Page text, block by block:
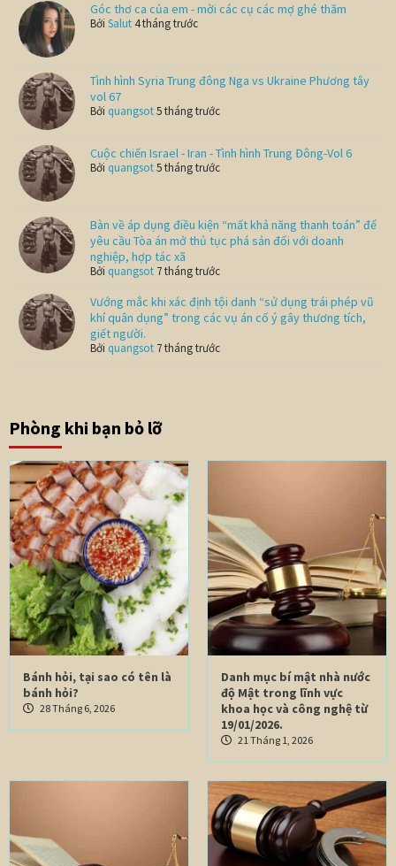
Góc thơ ca của em - mời các cụ các mợ ghé thăm
BởiSalut 4 tháng trước
Tình hình Syria Trung đông Nga vs Ukraine Phương tây
vol 67
Bởi quangsot5 tháng trước
Cuộc chiến Israel - Iran - Tình hình Trung Đông-Vol 6
Bởi quangsot5 tháng trước
Bàn về áp dụng điều kiện “mất khả năng thanh toán” để
yêu cầu Tòa án mở thủ tục phá sản đối với doanh
nghiệp, hợp tác xã
Bởi quangsot 7 tháng trước
Vướng mắc khi xác định tội danh “sử dụng trái phép vũ
khí quân dụng” trong các vụ án cố ý gây thương tích,
giết người.
Bởi quangsot 7 tháng trước
Phòng khi bạn bỏ lỡ
Bánh hỏi, tại sao có tên là
bánh hỏi?
28 Tháng 6, 2026
Danh mục bí mật nhà nước
độ Mật trong lĩnh vực
khoa học và công nghệ từ
19/01/2026.
21 Tháng 1, 2026